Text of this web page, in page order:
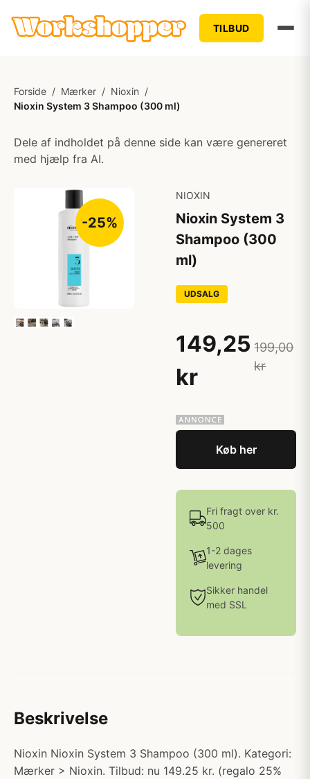
TILBUD
Forside / Mærker / Nioxin /
Nioxin System 3 Shampoo (300 ml)
Dele af indholdet på denne side kan være genereret
med hjælp fra AI.
-25%
NIOXIN
Nioxin System 3
Shampoo (300
ml)
UDSALG
149,25
kr
199,00
kr
Køb her
Fri fragt over kr.
500
1-2 dages
levering
Sikker handel
med SSL
Beskrivelse
Nioxin Nioxin System 3 Shampoo (300 ml). Kategori:
Mærker > Nioxin. Tilbud: nu 149.25 kr. (regalo 25%